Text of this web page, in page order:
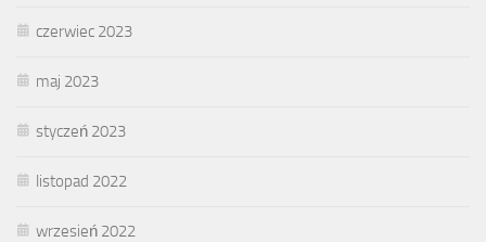
czerwiec 2023
maj 2023
styczeń 2023
listopad 2022
wrzesień 2022